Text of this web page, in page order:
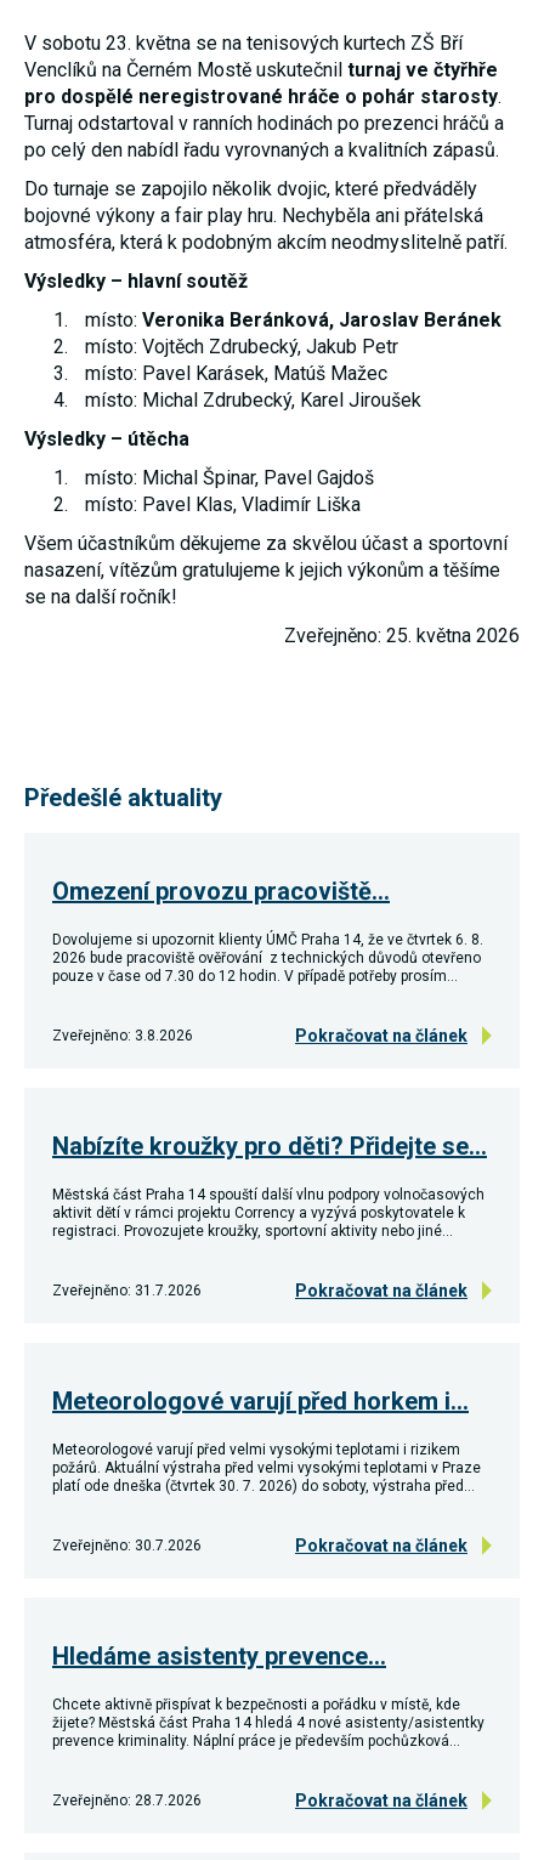
V sobotu 23. května se na tenisových kurtech ZŠ Bří
Venclíků na Černém Mostě uskutečnil turnaj ve čtyřhře
pro dospělé neregistrované hráče o pohár starosty.
Turnaj odstartoval v ranních hodinách po prezenci hráčů a
po celý den nabídl řadu vyrovnaných a kvalitních zápasů.
Do turnaje se zapojilo několik dvojic, které předváděly
bojovné výkony a fair play hru. Nechyběla ani přátelská
atmosféra, která k podobným akcím neodmyslitelně patří.
Výsledky – hlavní soutěž
místo: Veronika Beránková, Jaroslav Beránek
místo: Vojtěch Zdrubecký, Jakub Petr
místo: Pavel Karásek, Matúš Mažec
místo: Michal Zdrubecký, Karel Jiroušek
Výsledky – útěcha
místo: Michal Špinar, Pavel Gajdoš
místo: Pavel Klas, Vladimír Liška
Všem účastníkům děkujeme za skvělou účast a sportovní
nasazení, vítězům gratulujeme k jejich výkonům a těšíme
se na další ročník!
Zveřejněno: 25. května 2026
Předešlé aktuality
Omezení provozu pracoviště…
Dovolujeme si upozornit klienty ÚMČ Praha 14, že ve čtvrtek 6. 8.
2026 bude pracoviště ověřování z technických důvodů otevřeno
pouze v čase od 7.30 do 12 hodin. V případě potřeby prosím…
Zveřejněno: 3.8.2026 Pokračovat na článek
Nabízíte kroužky pro děti? Přidejte se…
Městská část Praha 14 spouští další vlnu podpory volnočasových
aktivit dětí v rámci projektu Corrency a vyzývá poskytovatele k
registraci. Provozujete kroužky, sportovní aktivity nebo jiné…
Zveřejněno: 31.7.2026 Pokračovat na článek
Meteorologové varují před horkem i…
Meteorologové varují před velmi vysokými teplotami i rizikem
požárů. Aktuální výstraha před velmi vysokými teplotami v Praze
platí ode dneška (čtvrtek 30. 7. 2026) do soboty, výstraha před…
Zveřejněno: 30.7.2026 Pokračovat na článek
Hledáme asistenty prevence…
Chcete aktivně přispívat k bezpečnosti a pořádku v místě, kde
žijete? Městská část Praha 14 hledá 4 nové asistenty/asistentky
prevence kriminality. Náplní práce je především pochůzková…
Zveřejněno: 28.7.2026 Pokračovat na článek
deaktivovány
nebo
aktivovány.
cookies
Analytické
cookies nám
umožňují
a našich
reklamních
Jejich pomocí
určujeme
našich
internetových
stránek. Data
získaná
pomocí těchto
cookies
bez použití
identifikátorů,
ztrácíme
možnost
výkonu a
optimalizace
našich
soubory cookie a
další technologie,
přizpůsobili naše
webové stránky
potřebám a zájmům
používáme my
nebo naši partneři,
mohli zobrazit
vhodné obsahy
nebo reklamy jak na
třetích subjektů.
profily. Na základě
není zpravidla
možná
bezprostřední
používány pouze